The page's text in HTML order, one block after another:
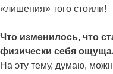
«лишения» того стоили!
Что изменилось, что
физически себя
На эту тему, думаю,